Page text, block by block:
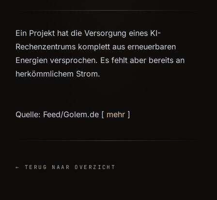
Ein Projekt hat die Versorgung eines KI-
Rechenzentrums komplett aus erneuerbaren
Energien versprochen. Es fehlt aber bereits an
herkömmlichem Strom.
Quelle: Feed/Golem.de [ mehr ]
← TERUG NAAR OVERZICHT